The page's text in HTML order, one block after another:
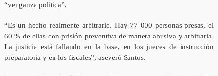
“venganza política”.
“Es un hecho realmente arbitrario. Hay 77 000 personas presas, el
60 % de ellas con prisión preventiva de manera abusiva y arbitraria.
La justicia está fallando en la base, en los jueces de instrucción
preparatoria y en los fiscales”, aseveró Santos.